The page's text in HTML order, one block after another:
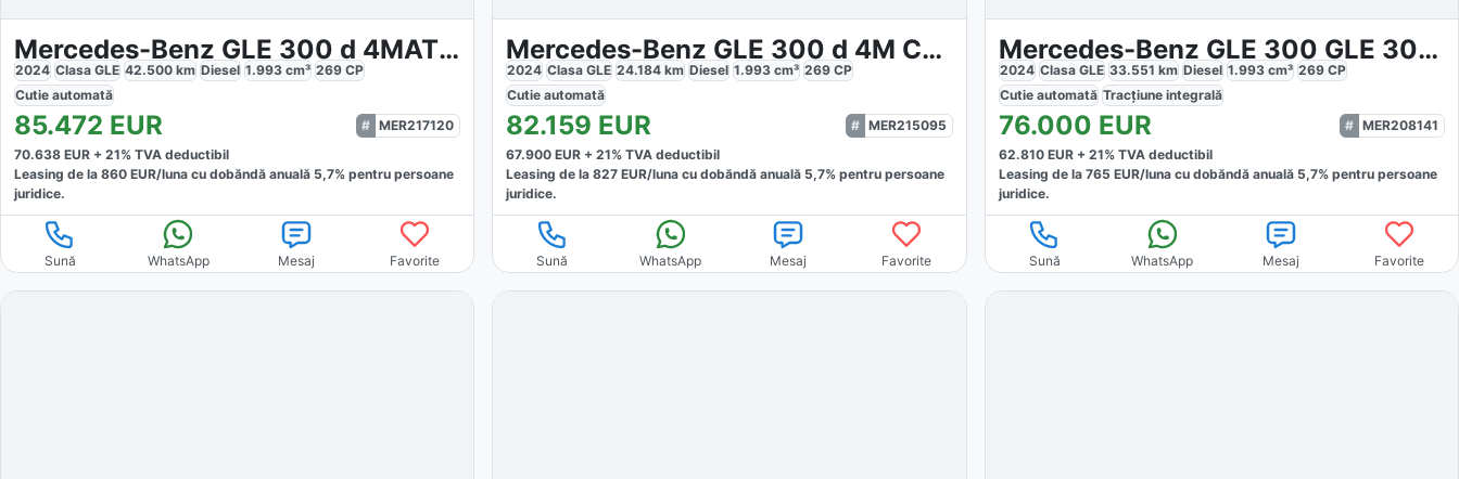
Mercedes-Benz GLE 300 d 4MATIC AMG
2024 Clasa GLE 42.500 km Diesel 1.993 cm³ 269 CP
Cutie automată
85.472 EUR
MER217120
70.638 EUR + 21% TVA deductibil
Leasing de la 860 EUR/luna cu dobăndă anuală 5,7% pentru persoane
juridice.
Sună WhatsApp Mesaj Favorite
Mercedes-Benz GLE 300 d 4M Coupé AMG
2024 Clasa GLE 24.184 km Diesel 1.993 cm³ 269 CP
Cutieautomată
82.159 EUR
MER215095
67.900 EUR +21% TVA deductibil
Leasing de la827 EUR/luna cu dobăndă anuală 5,7% pentru persoane
juridice.
Sună WhatsApp Mesaj Favorite
Mercedes-Benz GLE 300 GLE 300d 4Matic
2024 Clasa GLE 33.551 km Diesel 1.993cm³ 269CP
Cutie automată Tracțiune integrală
76.000 EUR
MER208141
62.810EUR + 21% TVA deductibil
Leasing de la 765 EUR/lunacu dobăndă anuală 5,7% pentru persoane
juridice.
Sună WhatsApp Mesaj Favorite